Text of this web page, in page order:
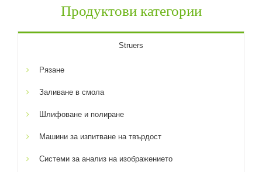
Продуктови категории
Struers
Рязане
Заливане в смола
Шлифоване и полиране
Машини за изпитване на твърдост
Системи за анализ на изображението